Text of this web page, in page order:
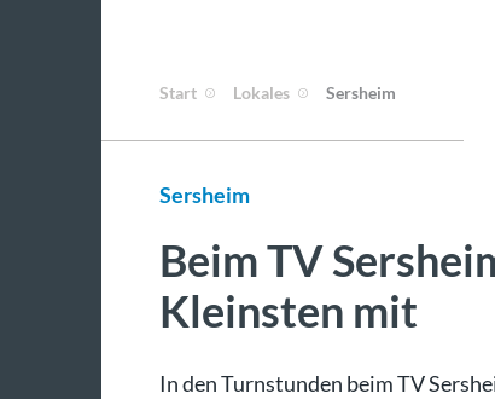
Start Lokales Sersheim
Sersheim
Beim TV
Kleinsten mit
In den Turnstunden beim TV